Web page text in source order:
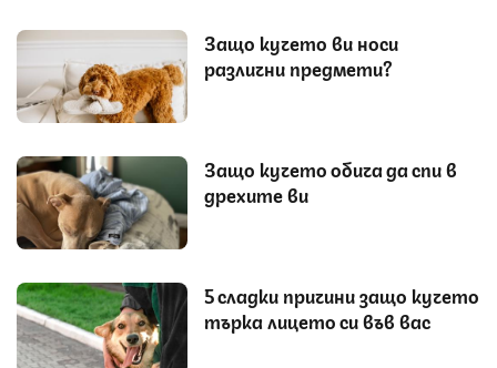
Защо кучето ви носи
различни предмети?
Защо кучето обича да спи в
дрехите ви
5 сладки причини защо кучето
търка лицето си във вас